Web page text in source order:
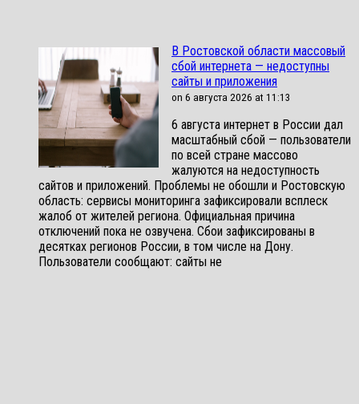
В Ростовской области массовый
сбой интернета — недоступны
сайты и приложения
on 6 августа 2026 at 11:13
6 августа интернет в России дал
масштабный сбой — пользователи
по всей стране массово
жалуются на недоступность
сайтов и приложений. Проблемы не обошли и Ростовскую
область: сервисы мониторинга зафиксировали всплеск
жалоб от жителей региона. Официальная причина
отключений пока не озвучена. Сбои зафиксированы в
десятках регионов России, в том числе на Дону.
Пользователи сообщают: сайты не